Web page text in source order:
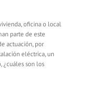
oficina o local
parte de este
actuación, por
eléctrica, un
¿cuáles son los